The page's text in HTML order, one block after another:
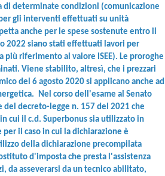
determinate condizioni (comunicazione
gli interventi effettuati su unità
anche per le spese sostenute entro il
2022 siano stati effettuati lavori per
riferimento al valore ISEE). Le proroghe
Viene stabilito, altresì, che i prezzari
del 6 agosto 2020 si applicano anche ad
Nel corso dell'esame al Senato
decreto-legge n. 157 del 2021 che
cui il c.d. Superbonus sia utilizzato in
il caso in cui la dichiarazione è
della dichiarazione precompilata
d'imposta che presta l'assistenza
da asseverarsi da un tecnico abilitato,